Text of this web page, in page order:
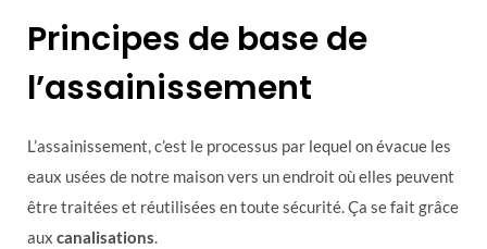
Principes de base de
l’assainissement
L’assainissement, c’est le processus par lequel on évacue les
eaux usées de notre maison vers un endroit où elles peuvent
être traitées et réutilisées en toute sécurité. Ça se fait grâce
aux canalisations.